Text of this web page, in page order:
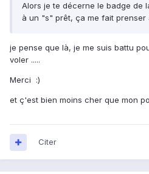
Alors je te décerne le badge de
à un "s" prêt, ça me fait prenser
je pense que là, je me suis battu
voler .....
Merci :)
et ç'est bien moins cher que mon
Citer